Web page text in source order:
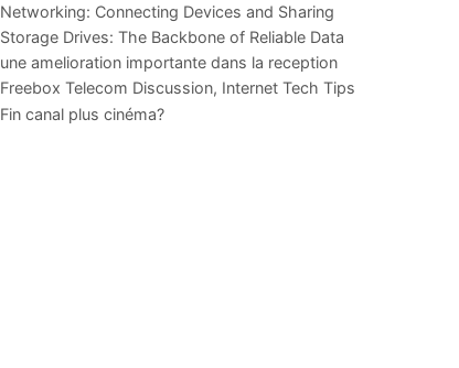
Networking: Connecting Devices and Sharing
Information
Storage Drives: The Backbone of Reliable Data
Management
une amelioration importante dans la reception
WIFI
Freebox Telecom Discussion, Internet Tech Tips
Communi
Fin canal plus cinéma?